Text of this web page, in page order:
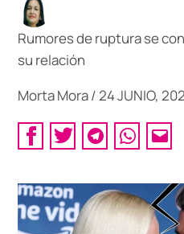
Rumores de ruptura se
su relación
Morta Mora/24 JUNIO,